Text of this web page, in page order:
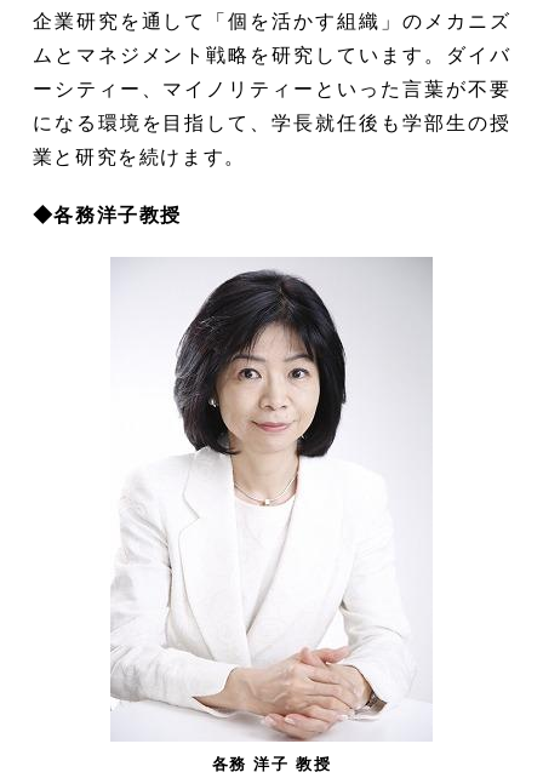
企業研究を通して「個を活かす組織」のメカニズ
ムとマネジメント戦略を研究しています。ダイバ
ーシティー、マイノリティーといった言葉が不要
になる環境を目指して、学長就任後も学部生の授
業と研究を続けます。
◆各務洋子教授
各務 洋子 教授